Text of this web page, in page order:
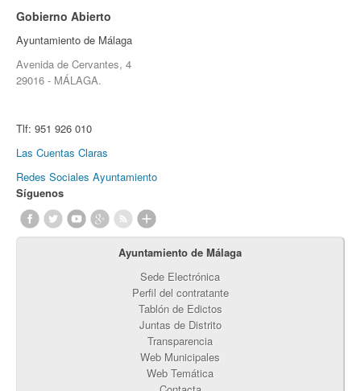
Gobierno Abierto
Ayuntamiento de Málaga
Avenida de Cervantes, 4
29016 - MÁLAGA.
Tlf: 951 926 010
Las Cuentas Claras
Redes Sociales Ayuntamiento
Síguenos
Ayuntamiento de Málaga
Sede Electrónica
Perfil del contratante
Tablón de Edictos
Juntas de Distrito
Transparencia
Web Municipales
Web Temática